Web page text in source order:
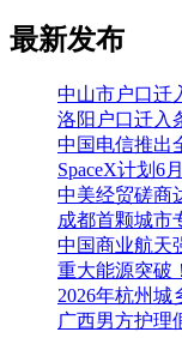
最新发布
广西男方护理